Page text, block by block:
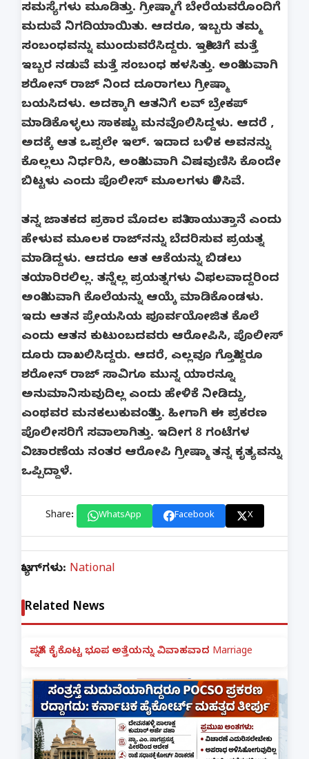
ಸಮಸ್ಯೆಗಳು ಮೂಡಿತ್ತು. ಗ್ರೀಷ್ಮಾಗೆ ಬೇರೆಯವರೊಂದಿಗೆ
ಮದುವೆ ನಿಗದಿಯಾಯಿತು. ಆದರೂ, ಇಬ್ಬರು ತಮ್ಮ
ಸಂಬಂಧವನ್ನು ಮುಂದುವರೆಸಿದ್ದರು. ಇತ್ತೀಚಿಗೆ ಮತ್ತೆ
ಇಬ್ಬರ ನಡುವೆ ಮತ್ತೆ ಸಂಬಂಧ ಹಳಸಿತ್ತು. ಅಂತಿಮವಾಗಿ
ಶರೋನ್ ರಾಜ್ ನಿಂದ ದೂರಾಗಲು ಗ್ರೀಷ್ಮಾ
ಬಯಸಿದಳು. ಅದಕ್ಕಾಗಿ ಆತನಿಗೆ ಲವ್ ಬ್ರೇಕಪ್
ಮಾಡಿಕೊಳ್ಳಲು ಸಾಕಷ್ಟು ಮನವೊಲಿಸಿದ್ದಳು. ಆದರೆ ,
ಅದಕ್ಕೆ ಆತ ಒಪ್ಪಲೇ ಇಲ್. ಇದಾದ ಬಳಿಕ ಅವನನ್ನು
ಕೊಲ್ಲಲು ನಿರ್ಧರಿಸಿ, ಅಂತಿಮವಾಗಿ ವಿಷವುಣಿಸಿ ಕೊಂದೇ
ಬಿಟ್ಟಳು ಎಂದು ಪೊಲೀಸ್ ಮೂಲಗಳು ತಿಳಿಸಿವೆ.
ತನ್ನ ಜಾತಕದ ಪ್ರಕಾರ ಮೊದಲ ಪತಿ ಸಾಯುತ್ತಾನೆ ಎಂದು
ಹೇಳುವ ಮೂಲಕ ರಾಜ್‌ನನ್ನು ಬೆದರಿಸುವ ಪ್ರಯತ್ನ
ಮಾಡಿದ್ದಳು. ಆದರೂ ಆತ ಆಕೆಯನ್ನು ಬಿಡಲು
ತಯಾರಿರಲಿಲ್ಲ. ತನ್ನೆಲ್ಲ ಪ್ರಯತ್ನಗಳು ವಿಫಲವಾದ್ದರಿಂದ
ಅಂತಿಮವಾಗಿ ಕೊಲೆಯನ್ನು ಆಯ್ಕೆ ಮಾಡಿಕೊಂಡಳು.
ಇದು ಆತನ ಪ್ರೇಯಸಿಯ ಪೂರ್ವಯೋಜಿತ ಕೊಲೆ
ಎಂದು ಆತನ ಕುಟುಂಬದವರು ಆರೋಪಿಸಿ, ಪೊಲೀಸ್
ದೂರು ದಾಖಲಿಸಿದ್ದರು. ಆದರೆ, ಎಲ್ಲವೂ ಗೊತ್ತಿದ್ದರೂ
ಶರೋನ್ ರಾಜ್ ಸಾವಿಗೂ ಮುನ್ನ ಯಾರನ್ನೂ
ಅನುಮಾನಿಸುವುದಿಲ್ಲ ಎಂದು ಹೇಳಿಕೆ ನೀಡಿದ್ದು,
ಎಂಥವರ ಮನಕಲುಕುವಂತಿತ್ತು. ಹೀಗಾಗಿ ಈ ಪ್ರಕರಣ
ಪೊಲೀಸರಿಗೆ ಸವಾಲಾಗಿತ್ತು. ಇದೀಗ 8 ಗಂಟೆಗಳ
ವಿಚಾರಣೆಯ ನಂತರ ಆರೋಪಿ ಗ್ರೀಷ್ಮಾ ತನ್ನ ಕೃತ್ಯವನ್ನು
ಒಪ್ಪಿದ್ದಾಳೆ.
Share: WhatsApp Facebook X
ಟ್ಯಾಗ್‌ಗಳು: National
Related News
ಪತ್ನಿಗೆ ಕೈಕೊಟ್ಟ ಭೂಪ ಅತ್ತೆಯನ್ನು ವಿವಾಹವಾದ Marriage